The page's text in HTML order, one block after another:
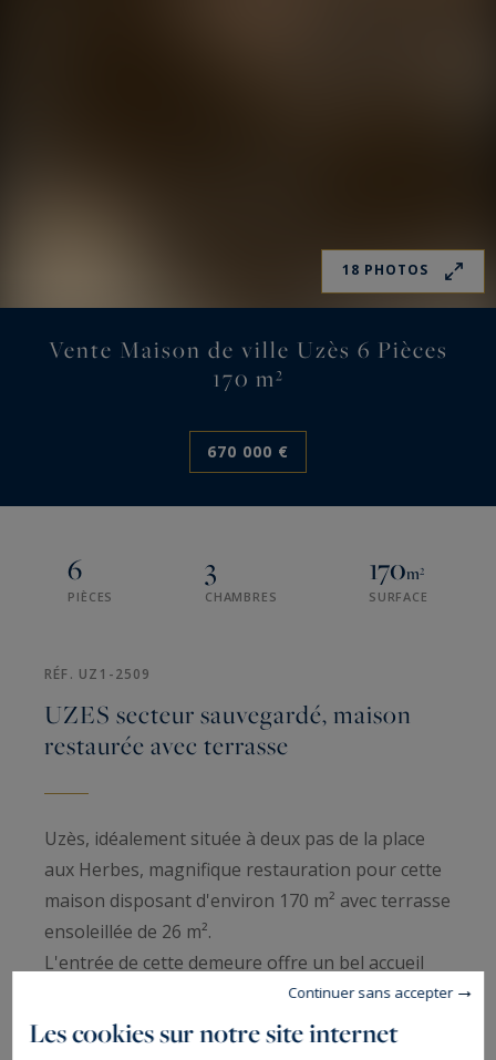
18 PHOTOS
Vente Maison de ville Uzès 6 Pièces
170 m²
670 000 €
6
PIÈCES
3
CHAMBRES
170m²
SURFACE
RÉF. UZ1-2509
UZES secteur sauvegardé, maison
restaurée avec terrasse
Uzès, idéalement située à deux pas de la place
aux Herbes, magnifique restauration pour cette
maison disposant d'environ 170 m² avec terrasse
ensoleillée de 26 m².
L'entrée de cette demeure offre un bel accueil
ainsi que d'un bureau et deux magnifiques caves.
Au premier étage, une superbe pièce de vie
Les cookies sur notre site internet
Continuer sans accepter